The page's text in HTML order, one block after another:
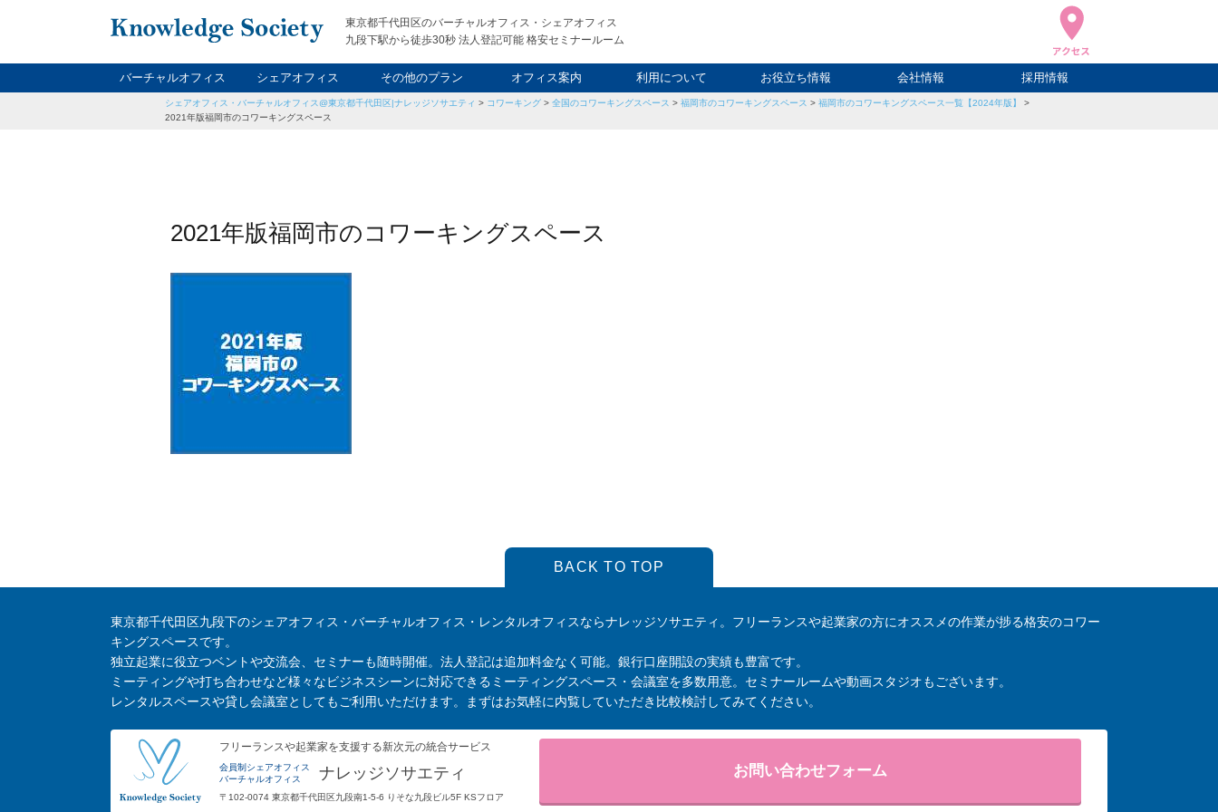
東京都千代田区のバーチャルオフィス・シェアオフィス
九段下駅から徒歩30秒 法人登記可能 格安セミナールーム
バーチャルオフィス シェアオフィス その他のプラン
レンタルオフィス
ナイト&ウィークエンド
貸し会議室
オフィス案内 利用について
利用料金
申込について
FAQ
お役立ち情報
起業ノウハウ
社長ブログ
スタッフブログ
会社情報
会社概要
アクセス
採用情報
シェアオフィス・バーチャルオフィス@東京都千代田区|ナレッジソサエティ > コワーキング > 全国のコワーキングスペース > 福岡市のコワーキングスペース > 福岡市のコワーキングスペース一覧【2024年版】
>
2021年版福岡市のコワーキングスペース
2021年版福岡市のコワーキングスペース
BACK TO TOP
東京都千代田区九段下のシェアオフィス・バーチャルオフィス・レンタルオフィスならナレッジソサエティ。フリーランスや起業家の方にオススメの作業が捗る格安のコワー
キングスペースです。
独立起業に役立つベントや交流会、セミナーも随時開催。法人登記は追加料金なく可能。銀行口座開設の実績も豊富です。
ミーティングや打ち合わせなど様々なビジネスシーンに対応できるミーティングスペース・会議室を多数用意。セミナールームや動画スタジオもございます。
レンタルスペースや貸し会議室としてもご利用いただけます。まずはお気軽に内覧していただき比較検討してみてください。
フリーランスや起業家を支援する新次元の統合サービス
会員制シェアオフィス
バーチャルオフィス
ナレッジソサエティ
〒102-0074 東京都千代田区九段南1-5-6 りそな九段ビル5F KSフロア
お問い合わせフォーム